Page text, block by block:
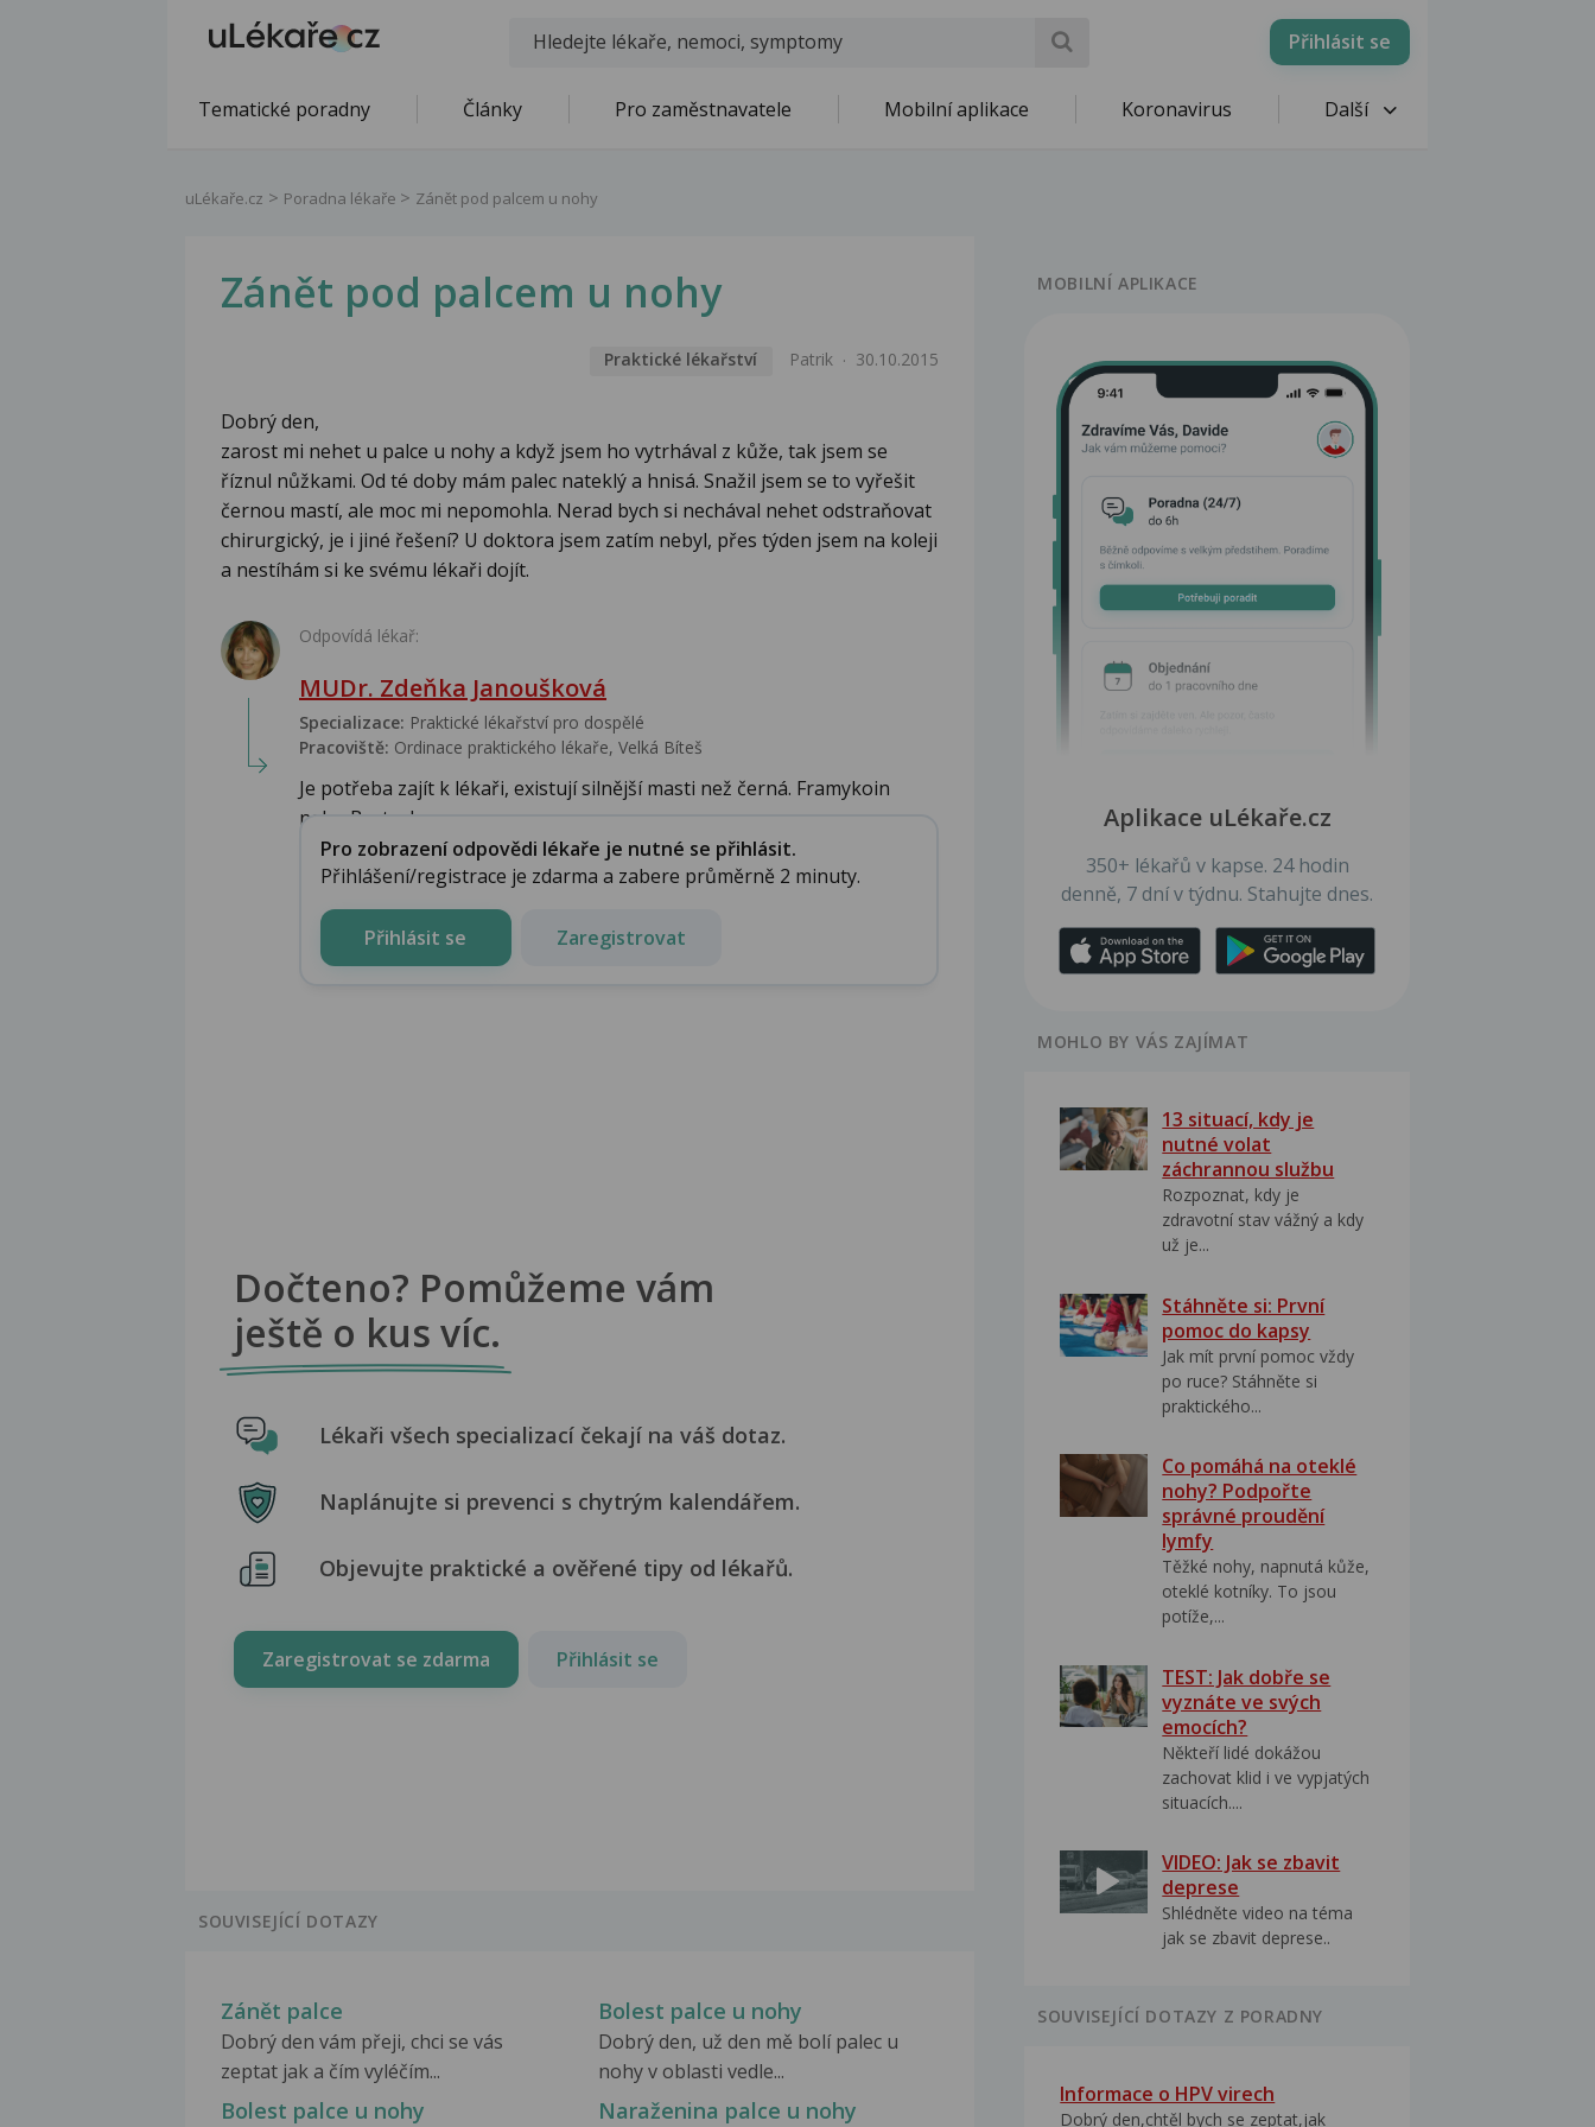
Přihlásit se
Tematické poradny Články Pro zaměstnavatele Mobilní aplikace Koronavirus Další
uLékaře.cz Poradna lékaře Zánět pod palcem u nohy
Zánět pod palcem u nohy
Praktické lékařství Patrik 30.10.2015
Dobrý den,
zarost mi nehet u palce u nohy a když jsem ho vytrhával z kůže, tak jsem se
říznul nůžkami. Od té doby mám palec nateklý a hnisá. Snažil jsem se to vyřešit
černou mastí, ale moc mi nepomohla. Nerad bych si nechával nehet odstraňovat
chirurgický, je i jiné řešení? U doktora jsem zatím nebyl, přes týden jsem na koleji
a nestíhám si ke svému lékaři dojít.
Odpovídá lékař:
MUDr. Zdeňka Janoušková
Specializace: Praktické lékařství pro dospělé
Pracoviště: Ordinace praktického lékaře, Velká Bíteš
Je potřeba zajít k lékaři, existují silnější masti než černá. Framykoin
nebo Bactroban, a...
Pro zobrazení odpovědi lékaře je nutné se přihlásit.
Přihlášení/registrace je zdarma a zabere průměrně 2 minuty.
Přihlásit se Zaregistrovat
Dočteno? Pomůžeme vám
ještě o kus víc.
Lékaři všech specializací čekají na váš dotaz.
Naplánujte si prevenci s chytrým kalendářem.
Objevujte praktické a ověřené tipy od lékařů.
Zaregistrovat se zdarma Přihlásit se
SOUVISEJÍCÍ DOTAZY
Zánět palce
Dobrý den vám přeji, chci se vás
zeptat jak a čím vyléčím...
Bolest palce u nohy
Dobrý den, už den mě bolí palec u
nohy v oblasti vedle...
Bolest palce u nohy Naraženina palce u nohy
MOBILNÍ APLIKACE
Aplikace uLékaře.cz
350+ lékařů v kapse. 24 hodin
denně, 7 dní v týdnu. Stahujte dnes.
MOHLO BY VÁS ZAJÍMAT
13 situací, kdy je
nutné volat
záchrannou službu
Rozpoznat, kdy je
zdravotní stav vážný a kdy
už je...
Stáhněte si: První
pomoc do kapsy
Jak mít první pomoc vždy
po ruce? Stáhněte si
praktického...
Co pomáhá na oteklé
nohy? Podpořte
správné proudění
lymfy
Těžké nohy, napnutá kůže,
oteklé kotníky. To jsou
potíže,...
TEST: Jak dobře se
vyznáte ve svých
emocích?
Někteří lidé dokážou
zachovat klid i ve vypjatých
situacích....
VIDEO: Jak se zbavit
deprese
Shlédněte video na téma
jak se zbavit deprese..
SOUVISEJÍCÍ DOTAZY Z PORADNY
Informace o HPV virech
Dobrý den,chtěl bych se zeptat,jak